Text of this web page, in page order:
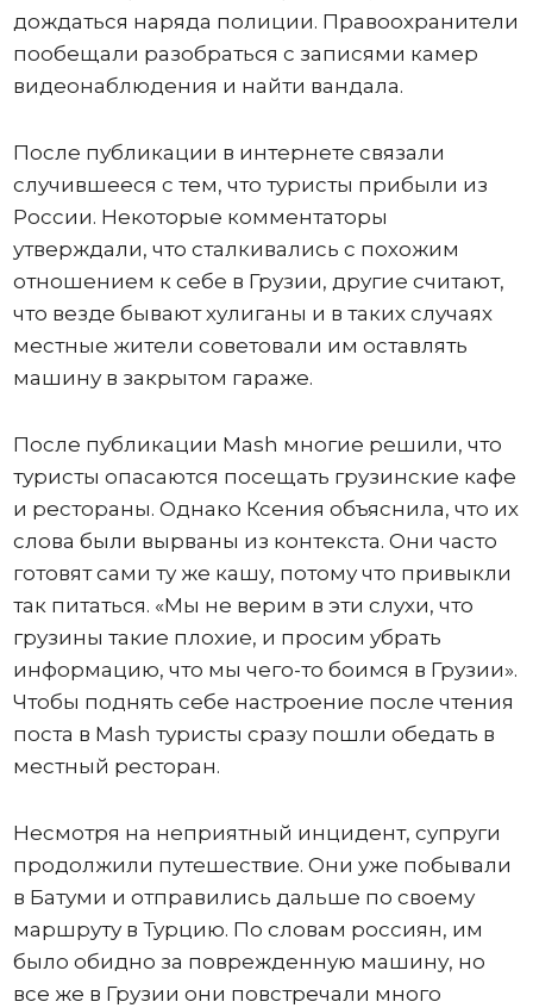
дождаться наряда полиции. Правоохранители
пообещали разобраться с записями камер
видеонаблюдения и найти вандала.
После публикации в интернете связали
случившееся с тем, что туристы прибыли из
России. Некоторые комментаторы
утверждали, что сталкивались с похожим
отношением к себе в Грузии, другие считают,
что везде бывают хулиганы и в таких случаях
местные жители советовали им оставлять
машину в закрытом гараже.
После публикации Mash многие решили, что
туристы опасаются посещать грузинские кафе
и рестораны. Однако Ксения объяснила, что их
слова были вырваны из контекста. Они часто
готовят сами ту же кашу, потому что привыкли
так питаться. «Мы не верим в эти слухи, что
грузины такие плохие, и просим убрать
информацию, что мы чего-то боимся в Грузии».
Чтобы поднять себе настроение после чтения
поста в Mash туристы сразу пошли обедать в
местный ресторан.
Несмотря на неприятный инцидент, супруги
продолжили путешествие. Они уже побывали
в Батуми и отправились дальше по своему
маршруту в Турцию. По словам россиян, им
было обидно за поврежденную машину, но
все же в Грузии они повстречали много